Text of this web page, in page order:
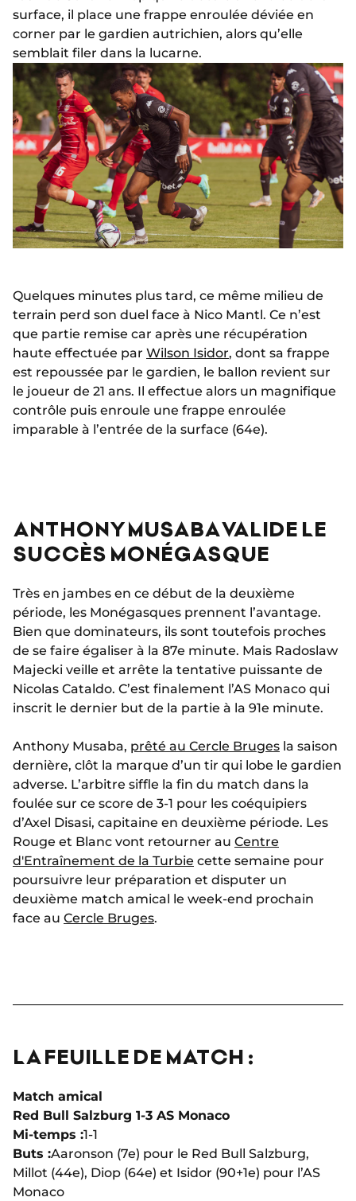
surface, il place une frappe enroulée déviée en
corner par le gardien autrichien, alors qu’elle
semblait filer dans la lucarne.
Quelques minutes plus tard, ce même milieu de
terrain perd son duel face à Nico Mantl. Ce n’est
que partie remise car après une récupération
haute effectuée par Wilson Isidor, dont sa frappe
est repoussée par le gardien, le ballon revient sur
le joueur de 21 ans. Il effectue alors un magnifique
contrôle puis enroule une frappe enroulée
imparable à l’entrée de la surface (64e).
ANTHONY MUSABA VALIDE LE
SUCCÈS MONÉGASQUE
Très en jambes en ce début de la deuxième
période, les Monégasques prennent l’avantage.
Bien que dominateurs, ils sont toutefois proches
de se faire égaliser à la 87e minute. Mais Radoslaw
Majecki veille et arrête la tentative puissante de
Nicolas Cataldo. C’est finalement l’AS Monaco qui
inscrit le dernier but de la partie à la 91e minute.
Anthony Musaba, prêté au Cercle Bruges la saison
dernière, clôt la marque d’un tir qui lobe le gardien
adverse. L’arbitre siffle la fin du match dans la
foulée sur ce score de 3-1 pour les coéquipiers
d’Axel Disasi, capitaine en deuxième période. Les
Rouge et Blanc vont retourner au Centre
d'Entraînement de la Turbie cette semaine pour
poursuivre leur préparation et disputer un
deuxième match amical le week-end prochain
face au Cercle Bruges.
LA FEUILLE DE MATCH :
Match amical
Red Bull Salzburg 1-3 AS Monaco
Mi-temps :1-1
Buts :Aaronson (7e) pour le Red Bull Salzburg,
Millot (44e), Diop (64e) et Isidor (90+1e) pour l’AS
Monaco